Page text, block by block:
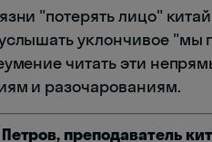
"потерять лицо"
уклончивое "мы
читать эти
и разочарованиям.
преподаватель